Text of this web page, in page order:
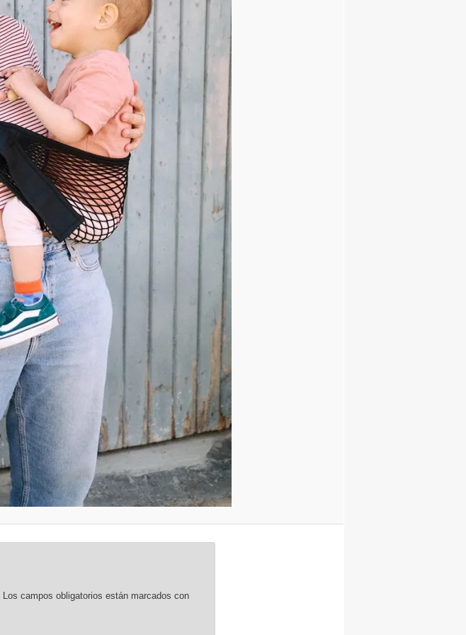
Los campos obligatorios están marcados con